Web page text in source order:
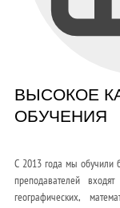
ВЫСОКОЕ
ОБУЧЕНИЯ
С 2013 года мы обучили
преподавателей
географических,